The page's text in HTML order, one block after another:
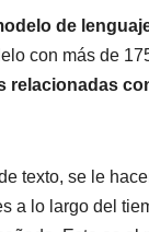
modelo de